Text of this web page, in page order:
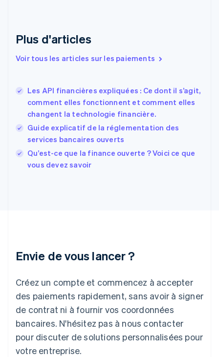
Plus d'articles
Voir tous les articles sur les paiements
Les API financières expliquées : Ce dont il s’agit,
comment elles fonctionnent et comment elles
changent la technologie financière.
Guide explicatif de la réglementation des
services bancaires ouverts
Qu’est-ce que la finance ouverte ? Voici ce que
vous devez savoir
Envie de vous lancer ?
Créez un compte et commencez à accepter
des paiements rapidement, sans avoir à signer
de contrat ni à fournir vos coordonnées
bancaires. N'hésitez pas à nous contacter
pour discuter de solutions personnalisées pour
votre entreprise.
Espagne
Estonie
EnglishEspañol简体中文
Finlande
EnglishSvenska
FrançaisEnglish
Gibraltar
English
Grèce
Japon
Lettonie
English
Liechtenstein
DeutschEnglish
Lituanie
Luxembourg
FrançaisDeutschEnglish